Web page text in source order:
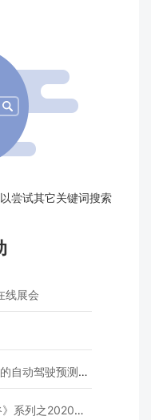
尝试其它关键词搜索
线展会
驶预测模型挑战赛
2020年度开源峰会